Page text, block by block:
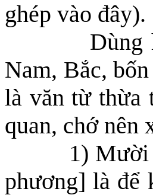
ghép vào đây).
Dùng
Nam, Bắc,
là văn từ thừa
quan, chớ nên
1) Mười
phương] là để